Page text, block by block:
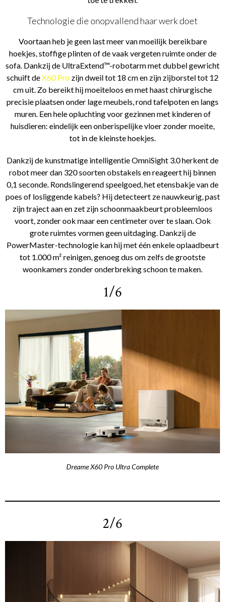
Technologie die onopvallend haar werk doet
Voortaan heb je geen last meer van moeilijk bereikbare
hoekjes, stoffige plinten of de vaak vergeten ruimte onder de
sofa. Dankzij de UltraExtend™-robotarm met dubbel gewricht
schuift deX60 Pro zijn dweil tot 18 cm en zijn zijborstel tot 12
cm uit. Zo bereikt hij moeiteloos en met haast chirurgische
precisie plaatsen onder lage meubels, rond tafelpoten en langs
muren. Een hele opluchting voor gezinnen met kinderen of
huisdieren: eindelijk een onberispelijke vloer zonder moeite,
tot in de kleinste hoekjes.
Dankzij de kunstmatige intelligentie OmniSight 3.0 herkent de
robot meer dan 320 soorten obstakels en reageert hij binnen
0,1 seconde. Rondslingerend speelgoed, het etensbakje van de
poes of losliggende kabels? Hij detecteert ze nauwkeurig, past
zijn traject aan en zet zijn schoonmaakbeurt probleemloos
voort, zonder ook maar een centimeter over te slaan. Ook
grote ruimtes vormen geen uitdaging. Dankzij de
PowerMaster-technologie kan hij met één enkele oplaadbeurt
tot 1.000 m² reinigen, genoeg dus om zelfs de grootste
woonkamers zonder onderbreking schoon te maken.
1/6
Dreame X60 Pro Ultra Complete
2/6